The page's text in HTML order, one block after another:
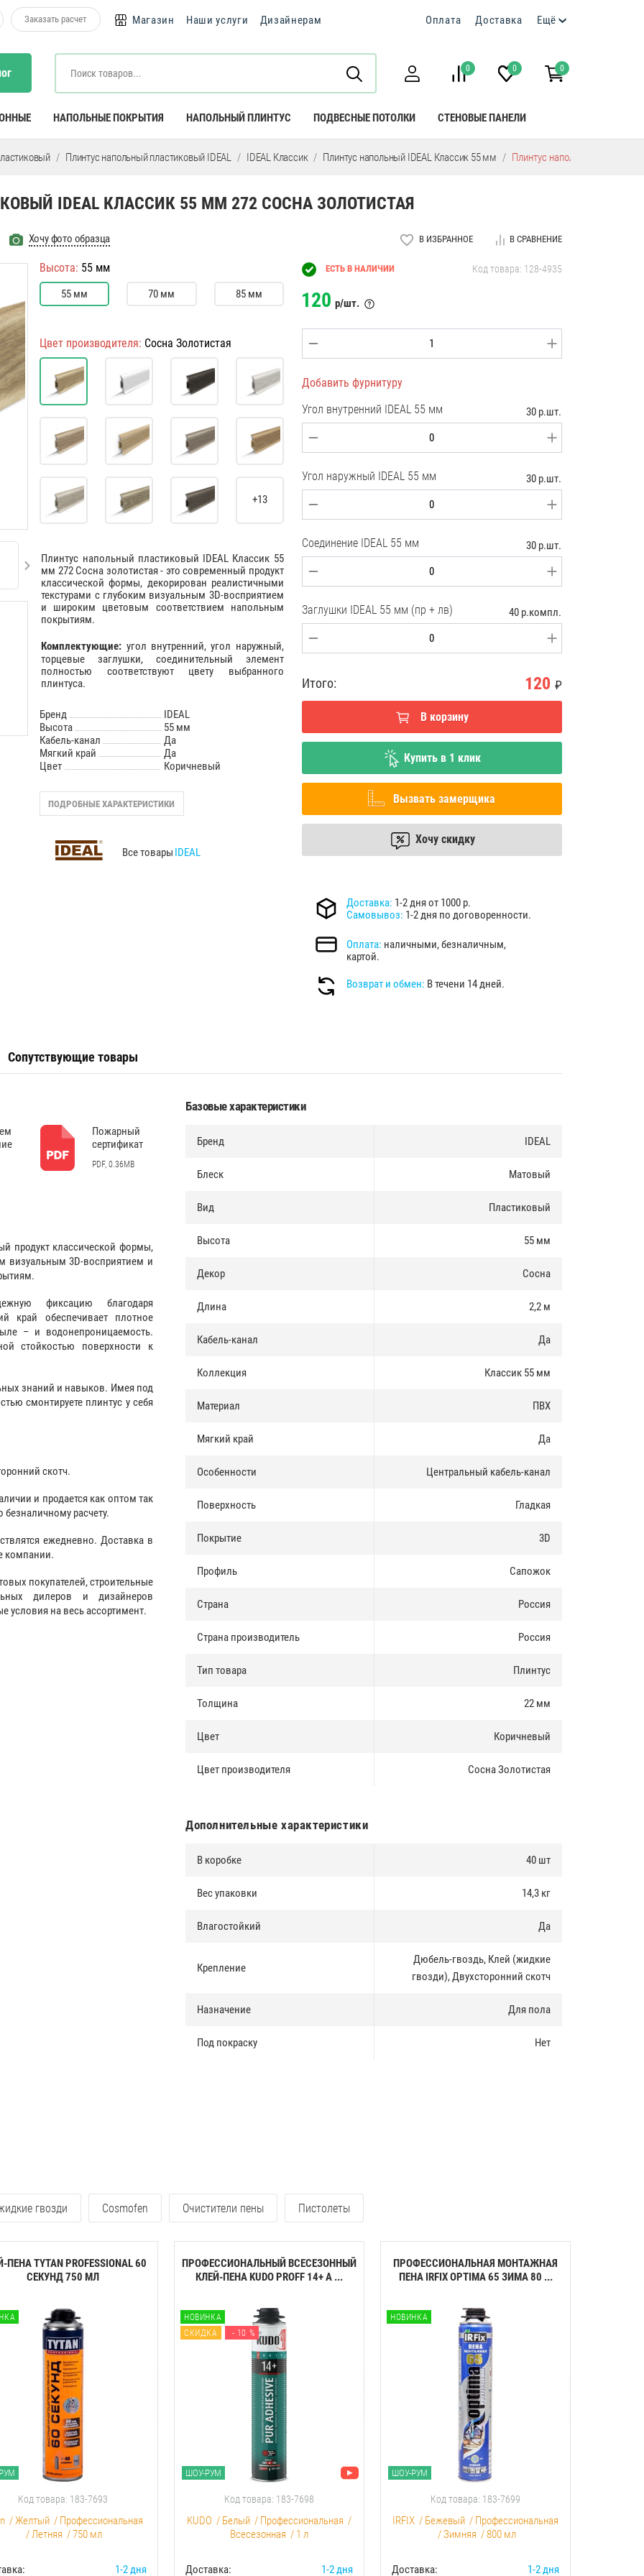
Заказать расчет Магазин Наши услуги Дизайнерам Оплата Доставка Ещё
0 0 0
НАПОЛЬНЫЕ ПОКРЫТИЯ НАПОЛЬНЫЙ ПЛИНТУС ПОДВЕСНЫЕ ПОТОЛКИ СТЕНОВЫЕ ПАНЕЛИ
Плинтус напольный пластиковый IDEAL IDEAL Классик Плинтус напольный IDEAL Классик 55 мм Плинтус напольный
IDEAL КЛАССИК 55 ММ 272 СОСНА ЗОЛОТИСТАЯ
Хочу фото образца В ИЗБРАННОЕ В СРАВНЕНИЕ
Высота: 55 мм
55 мм 70 мм 85 мм
Цвет производителя: Сосна Золотистая
+13
Плинтус напольный пластиковый IDEAL Классик 55
мм 272 Сосна золотистая - это современный продукт
классической формы, декорирован реалистичными
текстурами с глубоким визуальным 3D-восприятием
и широким цветовым соответствием напольным
покрытиям.
Комплектующие: угол внутренний, угол наружный,
торцевые заглушки, cоединительный элемент
полностью соответствуют цвету выбранного
плинтуса.
Бренд
IDEAL
Высота
55 мм
Кабель-канал
Да
Мягкий край
Да
Цвет
Коричневый
ПОДРОБНЫЕ ХАРАКТЕРИСТИКИ
Все товары IDEAL
ЕСТЬ В НАЛИЧИИ Код товара: 128-4935
120 р/шт.
Добавить фурнитуру
Угол внутренний IDEAL 55 мм
30 р.шт.
Угол наружный IDEAL 55 мм 30 р.шт.
Соединение IDEAL 55 мм 30 р.шт.
Заглушки IDEAL 55 мм (пр + лв) 40 р.компл.
Итого: 120 ₽
Купить в 1 клик
В корзину
Вызвать замерщика
Хочу скидку
Доставка: 1-2 дня от 1000 р.
Самовывоз: 1-2 дня по договоренности.
Оплата: наличными, безналичным,
картой.
Возврат и обмен: В течени 14 дней.
Сопутствующие товары
Пожарный
сертификат
PDF, 0.36MB
продукт классической формы,
визуальным 3D-восприятием и
фиксацию благодаря
край обеспечивает плотное
– и водонепроницаемость.
стойкостью поверхности к
знаний и навыков. Имея под
смонтируете плинтус у себя
скотч.
и продается как оптом так
расчету.
ежедневно. Доставка в
компании.
покупателей, строительные
дилеров и дизайнеров
на весь ассортимент.
Базовые характеристики
Бренд IDEAL
Блеск Матовый
Вид Пластиковый
Высота 55 мм
Декор Сосна
Длина 2,2 м
Кабель-канал Да
Коллекция Классик 55 мм
Материал ПВХ
Мягкий край Да
Особенности Центральный кабель-канал
Поверхность Гладкая
Покрытие 3D
Профиль Сапожок
Страна Россия
Страна производитель Россия
Тип товара Плинтус
Толщина 22 мм
Цвет Коричневый
Цвет производителя Сосна Золотистая
Дополнительные характеристики
В коробке 40 шт
Вес упаковки 14,3 кг
Влагостойкий Да
Крепление
Дюбель-гвоздь, Клей (жидкие
гвозди), Двухсторонний скотч
Назначение Для пола
Под покраску Нет
гвозди Cosmofen Очистители пены Пистолеты
ПЕНА TYTAN PROFESSIONAL 60
CЕКУНД 750 МЛ
Код товара: 183-7693
/Желтый / Профессиональная
/Летняя /750 мл
1-2 дня
ПРОФЕССИОНАЛЬНЫЙ ВСЕСЕЗОННЫЙ
КЛЕЙ-ПЕНА KUDO PROFF 14+ A ...
НОВИНКА
СКИДКА
- 10 %
ШОУ-РУМ
Код товара: 183-7698
KUDO / Белый / Профессиональная /
Всесезонная / 1 л
Доставка: 1-2 дня
ПРОФЕССИОНАЛЬНАЯ МОНТАЖНАЯ
ПЕНА IRFIX OPTIMA 65 ЗИМА 80 ...
НОВИНКА
ШОУ-РУМ
Код товара: 183-7699
IRFIX / Бежевый / Профессиональная
/Зимняя /800 мл
Доставка: 1-2 дня